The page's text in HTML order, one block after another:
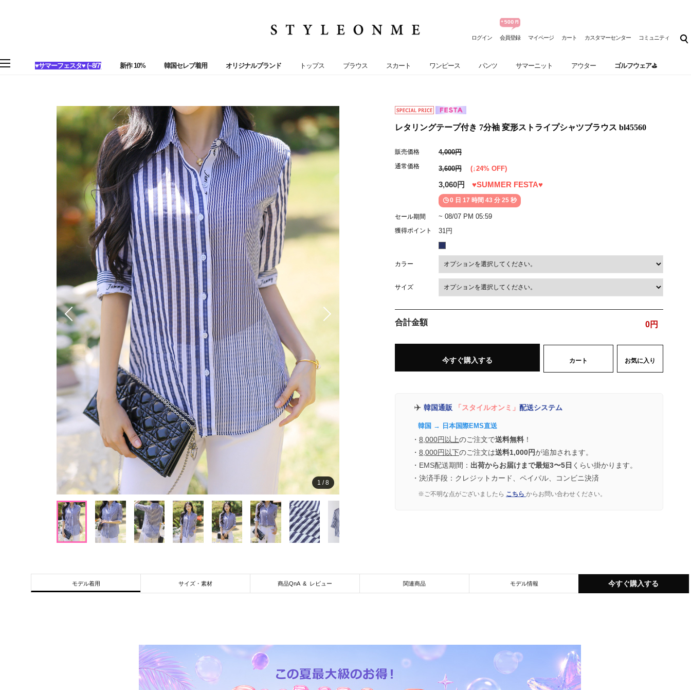
ログイン 会員登録 マイページ カート カスタマーセンター コミュニティ
♥サマーフェスタ♥ (~8/7) 新作 10% 韓国セレブ着用 オリジナルブランド トップス ブラウス スカート ワンピース パンツ サマーニット アウター ゴルフウェア⛳
1 /8
レタリングテープ付き 7分袖 変形ストライプシャツブラウス bl45560
販売価格 4,000円
通常価格 3,600円 (↓24% OFF)
3,060円 ♥SUMMER FESTA♥
0 日 17 時間 43 分 23 秒
セール期間 ~ 08/07 PM 05:59
獲得ポイント 31円
カラー
サイズ
合計金額 0円
今すぐ購入する カート お気に入り
✈️ 韓国通販 「スタイルオンミ」 配送システム
韓国 → 日本国際EMS直送
・ 8,000円以上のご注文で送料無料 ！
・ 8,000円以下のご注文は送料1,000円が追加されます。
・EMS配送期間： 出荷からお届けまで最短3〜5日 くらい掛かります。
・決済手段：クレジットカード、ペイパル、コンビニ決済
※ご不明な点がございましたら こちら からお問い合わせください。
モデル着用 サイズ・素材 商品QnA & レビュー 関連商品 モデル情報 今すぐ購入する